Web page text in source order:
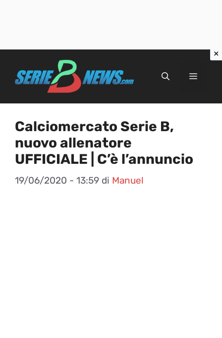
Menu
Calciomercato Serie B,
nuovo allenatore
UFFICIALE | C’è l’annuncio
19/06/2020 - 13:59 di Manuel